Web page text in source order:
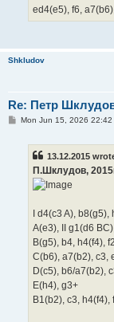
ed4(e5), f6,
Shkludov
Re: Петр
PMon Jun 15, 2026 22:42
13.12.2015
П.Шклудов,
I d4(c3 A), b8(g5),
A(e3), II g1(d6
B(g5), b4, h4(f4),
C(b6), a7(b2), c3,
D(c5), b6/a7(b2),
E(h4), g3+
B1(b2), c3, h4(f4),